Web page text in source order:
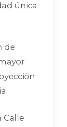
única
de
Calle